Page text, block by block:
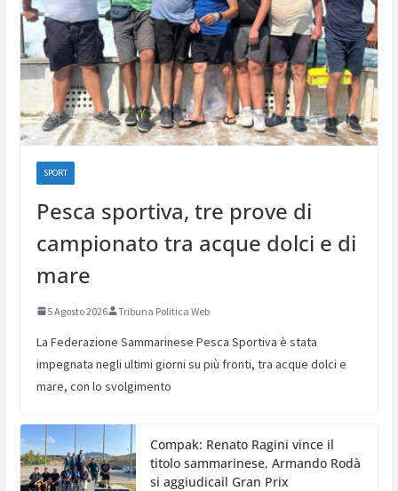
SPORT
Pesca sportiva, tre prove di
campionato tra acque dolci e di
mare
5 Agosto 2026 Tribuna Politica Web
La Federazione Sammarinese Pesca Sportiva è stata
impegnata negli ultimi giorni su più fronti, tra acque dolci e
mare, con lo svolgimento
Compak: Renato Ragini vince il
titolo sammarinese, Armando Rodà
si aggiudicail Gran Prix